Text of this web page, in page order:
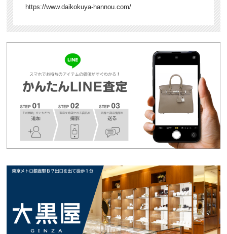
https://www.daikokuya-hannou.com/